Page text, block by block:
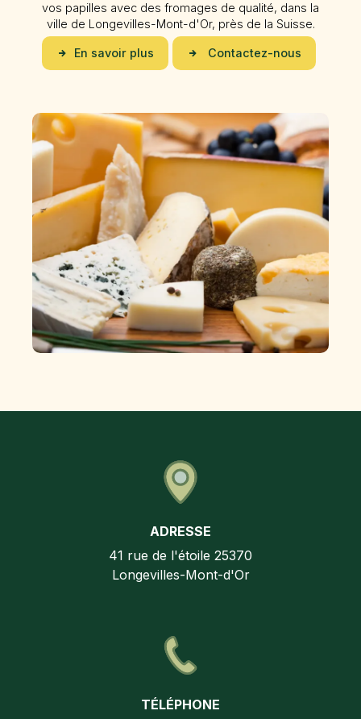
vos papilles avec des fromages de qualité, dans la
ville de Longevilles-Mont-d'Or, près de la Suisse.
En savoir plus Contactez-nous
ADRESSE
41 rue de l'étoile 25370
Longevilles-Mont-d'Or
TÉLÉPHONE